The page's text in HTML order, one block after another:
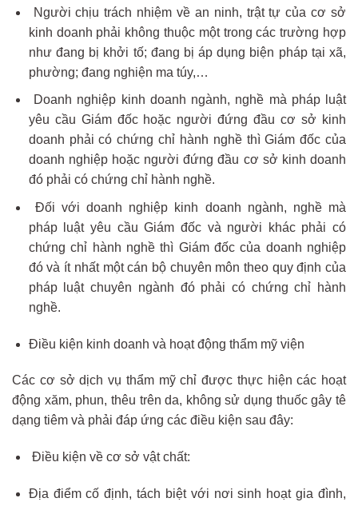
Người chịu trách nhiệm về an ninh, trật tự của cơ sở
kinh doanh phải không thuộc một trong các trường hợp
như đang bị khởi tố; đang bị áp dụng biện pháp tại xã,
phường; đang nghiện ma túy,…
Doanh nghiệp kinh doanh ngành, nghề mà pháp luật
yêu cầu Giám đốc hoặc người đứng đầu cơ sở kinh
doanh phải có chứng chỉ hành nghề thì Giám đốc của
doanh nghiệp hoặc người đứng đầu cơ sở kinh doanh
đó phải có chứng chỉ hành nghề.
Đối với doanh nghiệp kinh doanh ngành, nghề mà
pháp luật yêu cầu Giám đốc và người khác phải có
chứng chỉ hành nghề thì Giám đốc của doanh nghiệp
đó và ít nhất một cán bộ chuyên môn theo quy định của
pháp luật chuyên ngành đó phải có chứng chỉ hành
nghề.
Điều kiện kinh doanh và hoạt động thẩm mỹ viện
Các cơ sở dịch vụ thẩm mỹ chỉ được thực hiện các hoạt
động xăm, phun, thêu trên da, không sử dụng thuốc gây tê
dạng tiêm và phải đáp ứng các điều kiện sau đây:
Điều kiện về cơ sở vật chất:
Địa điểm cố định, tách biệt với nơi sinh hoạt gia đình,